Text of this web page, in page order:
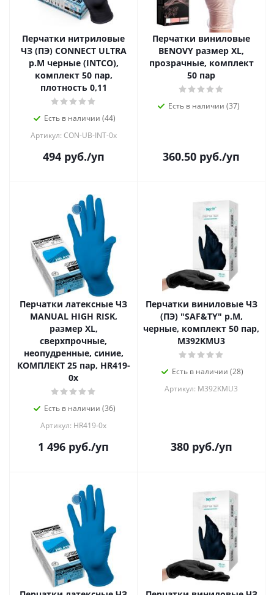
Перчатки нитриловые
ЧЗ (ПЭ) CONNECT ULTRA
р.М черные (INTCO),
комплект 50 пар,
плотность 0,11
Есть в наличии (44)
Артикул: CON-UB-INT-0x
494руб./уп
Перчатки виниловые
BENOVY размер XL,
прозрачные, комплект
50 пар
Есть в наличии (37)
360.50 руб./уп
Перчатки латексные ЧЗ
MANUAL HIGH RISK,
размер XL,
сверхпрочные,
неопудренные, синие,
КОМПЛЕКТ 25 пар, HR419-
0x
Есть в наличии (36)
Артикул: HR419-0x
1 496 руб./уп
Перчатки виниловые ЧЗ
(ПЭ) "SAF&TY" р.М,
черные, комплект 50 пар,
M392KMU3
Есть в наличии (28)
Артикул: M392KMU3
380руб./уп